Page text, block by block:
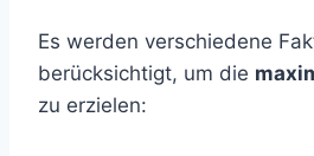
Es werden verschiedene
berücksichtigt, um die
zu erzielen: